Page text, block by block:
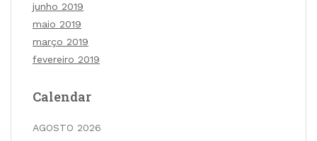
junho 2019
maio 2019
março 2019
fevereiro 2019
Calendar
AGOSTO 2026